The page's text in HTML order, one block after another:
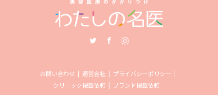
お問い合わせ 運営会社
プライバシーポリシー
クリニック掲載依頼
ブランド掲載依頼